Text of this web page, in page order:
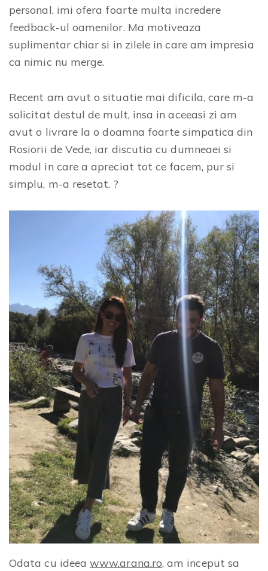
personal, imi ofera foarte multa incredere
feedback-ul oamenilor. Ma motiveaza
suplimentar chiar si in zilele in care am impresia
ca nimic nu merge.
Recent am avut o situatie mai dificila, care m-a
solicitat destul de mult, insa in aceeasi zi am
avut o livrare la o doamna foarte simpatica din
Rosiorii de Vede, iar discutia cu dumneaei si
modul in care a apreciat tot ce facem, pur si
simplu, m-a resetat. ?
Odata cu ideeawww.arana.ro, am inceput sa